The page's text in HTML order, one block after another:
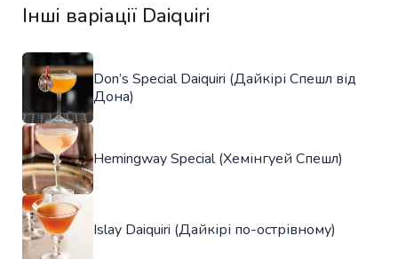
Інші варіації Daiquiri
Don’s Special Daiquiri (Дайкірі Спешл від
Дона)
Hemingway Special (Хемінгуей Спешл)
Islay Daiquiri (Дайкірі по-острівному)